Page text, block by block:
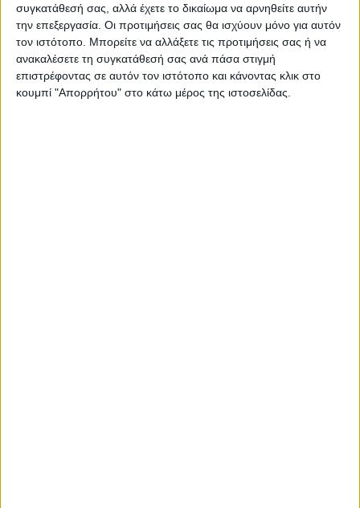
συγκατάθεσή σας, αλλά έχετε το δικαίωμα να αρνηθείτε αυτήν
την επεξεργασία. Οι προτιμήσεις σας θα ισχύουν μόνο για αυτόν
τον ιστότοπο. Μπορείτε να αλλάξετε τις προτιμήσεις σας ή να
ανακαλέσετε τη συγκατάθεσή σας ανά πάσα στιγμή
επιστρέφοντας σε αυτόν τον ιστότοπο και κάνοντας κλικ στο
κουμπί "Απορρήτου" στο κάτω μέρος της ιστοσελίδας.
Η «ΥΧ» είχε αποκαλύψει την υπόθεση από το
2019
Η Κομισιόν αναγνωρίζει ότι η διαθεσιμότητα και η
προσιτή τιμή των λιπασμάτων αποτελούν βασική